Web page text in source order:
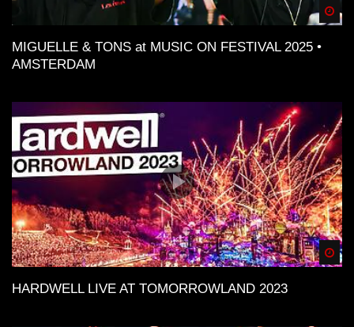
MIGUELLE & TONS at MUSIC ON FESTIVAL 2025 •
AMSTERDAM
HARDWELL LIVE AT TOMORROWLAND 2023